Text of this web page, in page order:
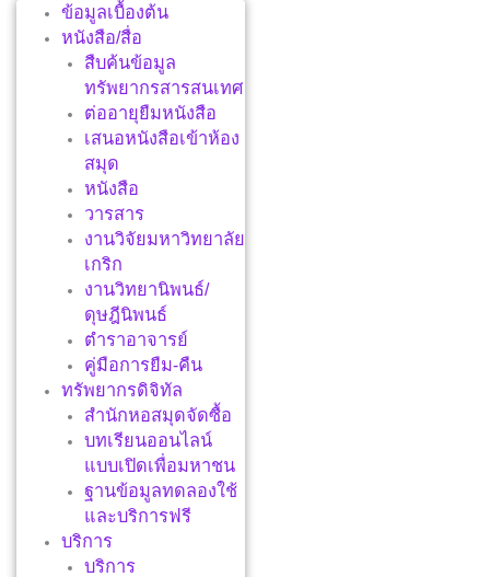
ข้อมูลเบื้องต้น
หนังสือ/สื่อ
สืบค้นข้อมูล
ทรัพยากรสารสนเทศ
ต่ออายุยืมหนังสือ
เสนอหนังสือเข้าห้อง
สมุด
หนังสือ
วารสาร
งานวิจัยมหาวิทยาลัย
เกริก
งานวิทยานิพนธ์/
ดุษฎีนิพนธ์
ตำราอาจารย์
คู่มือการยืม-คืน
ทรัพยากรดิจิทัล
สำนักหอสมุดจัดซื้อ
บทเรียนออนไลน์
แบบเปิดเพื่อมหาชน
ฐานข้อมูลทดลองใช้
และบริการฟรี
บริการ
บริการ